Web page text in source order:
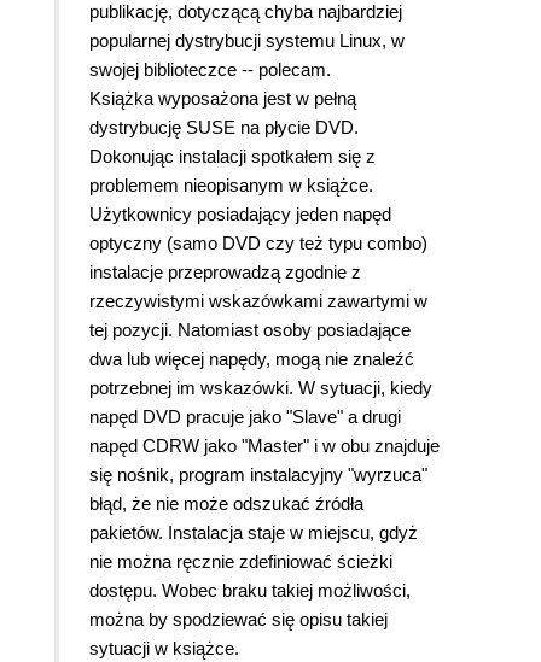
publikację, dotyczącą chyba najbardziej
popularnej dystrybucji systemu Linux, w
swojej biblioteczce -- polecam.
Książka wyposażona jest w pełną
dystrybucję SUSE na płycie DVD.
Dokonując instalacji spotkałem się z
problemem nieopisanym w książce.
Użytkownicy posiadający jeden napęd
optyczny (samo DVD czy też typu combo)
instalacje przeprowadzą zgodnie z
rzeczywistymi wskazówkami zawartymi w
tej pozycji. Natomiast osoby posiadające
dwa lub więcej napędy, mogą nie znaleźć
potrzebnej im wskazówki. W sytuacji, kiedy
napęd DVD pracuje jako "Slave" a drugi
napęd CDRW jako "Master" i w obu znajduje
się nośnik, program instalacyjny "wyrzuca"
błąd, że nie może odszukać źródła
pakietów. Instalacja staje w miejscu, gdyż
nie można ręcznie zdefiniować ścieżki
dostępu. Wobec braku takiej możliwości,
można by spodziewać się opisu takiej
sytuacji w książce.